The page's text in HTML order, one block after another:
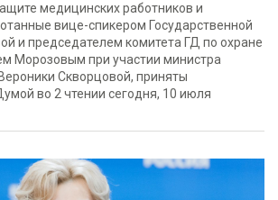
медицинских работников и
вице-спикером Государственной
и председателем комитета ГД по охране
Морозовым при участии министра
Скворцовой, приняты
во 2 чтении сегодня, 10 июля